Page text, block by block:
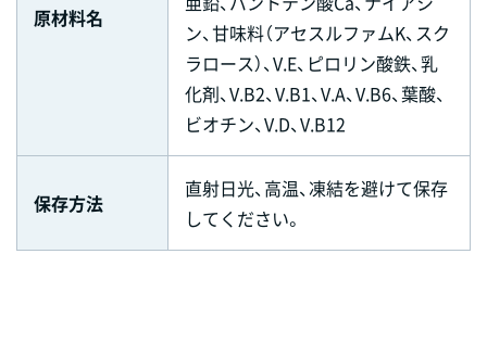
原材料名
ン、甘味料（アセスルファムK、スク
ラロース）、V.E、ピロリン酸鉄、乳
化剤、V.B2、V.B1、V.A、V.B6、葉酸、
ビオチン、V.D、V.B12
保存方法
直射日光、高温、凍結を避けて保存
してください。